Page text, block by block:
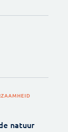
natuur